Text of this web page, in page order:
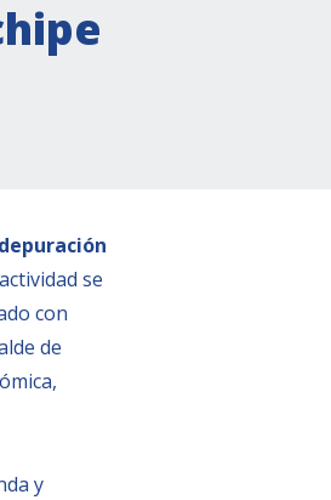
se
con
de
y